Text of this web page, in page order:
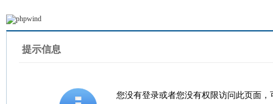
提示信息
您没有登录或者您没有权限访问此页面